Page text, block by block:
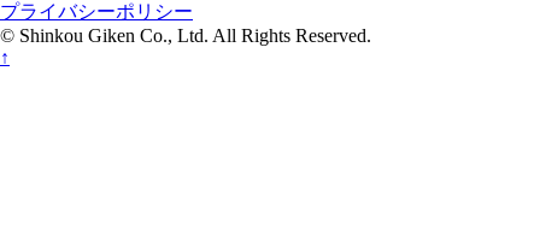
プライバシーポリシー
© Shinkou Giken Co., Ltd. All Rights Reserved.
↑